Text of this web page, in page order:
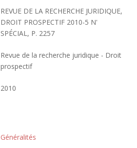
REVUE DE LA RECHERCHE JURIDIQUE,
DROIT PROSPECTIF 2010-5 N'
SPÉCIAL, P. 2257
Revue de la recherche juridique - Droit
prospectif
2010
Généralités